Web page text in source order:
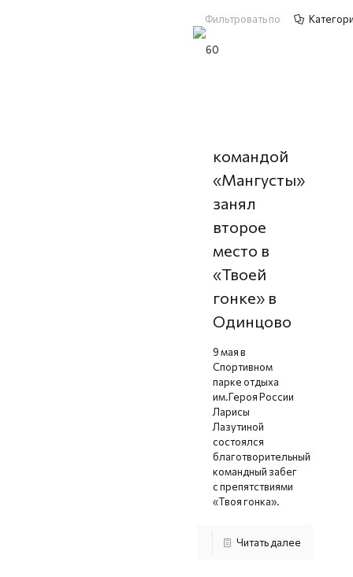
Фильтровать по
командой
«Мангусты»
занял
второе
место в
«Твоей
гонке» в
Одинцово
9 мая в
Спортивном
парке отдыха
им.Героя России
Ларисы
Лазутиной
состоялся
благотворительный
командный забег
с препятствиями
«Твоя гонка».
Читать далее